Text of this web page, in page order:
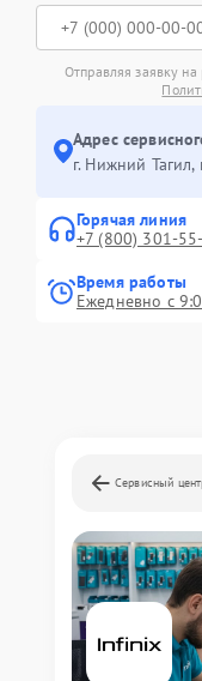
Отправляя заявку
Адрес
г. Нижний
Горячая линия
+7 (800) 301-
Время работы
Ежедневно с
Сервисный